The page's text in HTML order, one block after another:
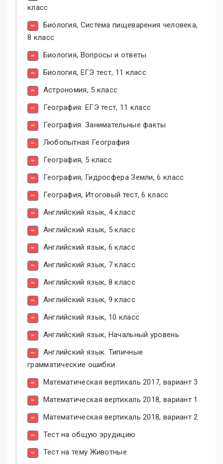
класс
Биология, Система пищеварения человека,
8 класс
Биология, Вопросы и ответы
Биология, ЕГЭ тест, 11 класс
Астрономия, 5 класс
География. ЕГЭ тест, 11 класс
География. Занимательные факты
Любопытная География
География, 5 класс
География, Гидросфера Земли, 6 класс
География, Итоговый тест, 6 класс
Английский язык, 4 класс
Английский язык, 5 класс
Английский язык, 6 класс
Английский язык, 7 класс
Английский язык, 8 класс
Английский язык, 9 класс
Английский язык, 10 класс
Английский язык, Начальный уровень
Английский язык. Типичные
грамматические ошибки
Математическая вертикаль 2017, вариант 3
Математическая вертикаль 2018, вариант 1
Математическая вертикаль 2018, вариант 2
Тест на общую эрудицию
Тест на тему Животные